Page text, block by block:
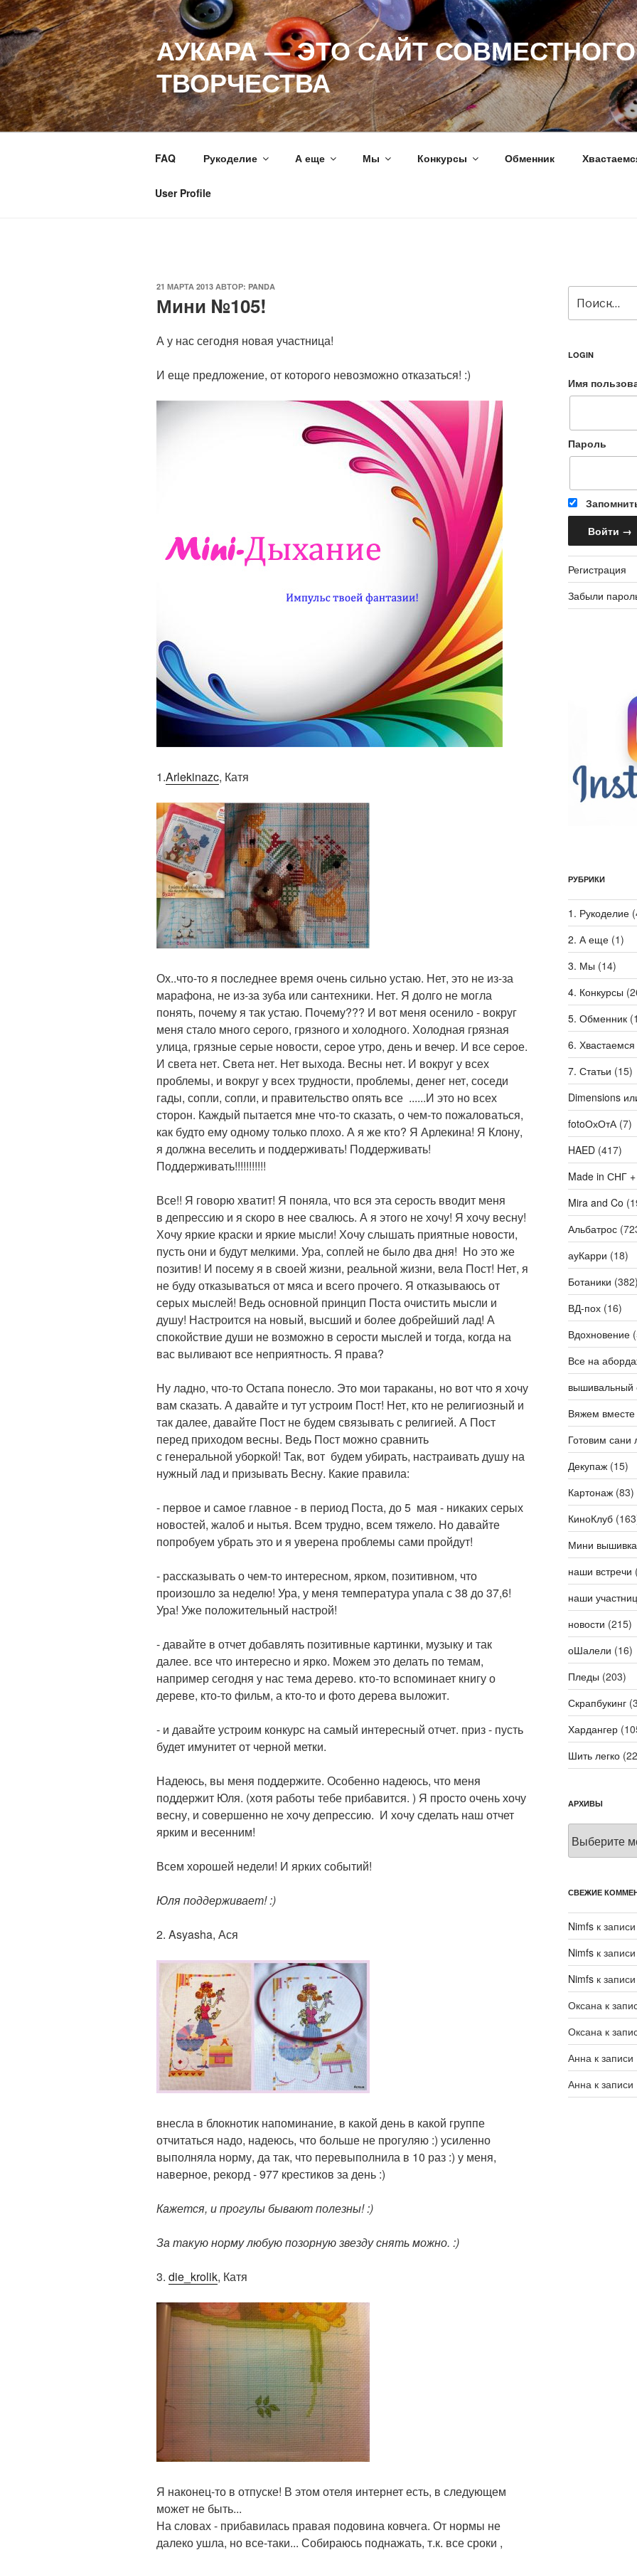
Перейти
к
содержимому
АУКАРА — ЭТО САЙТ СОВМЕСТНОГО
ТВОРЧЕСТВА
FAQ Рукоделие А еще Мы Конкурсы Обменник
User Profile
ОПУБЛИКОВАНО
21 МАРТА 2013 АВТОР: PANDA
Мини №105!
А у нас сегодня новая участница!
И еще предложение, от которого невозможно отказаться! :)
1.Arlekinazc, Катя
Ох..что-то я последнее время очень сильно устаю. Нет, это не из-за
марафона, не из-за зуба или сантехники. Нет. Я долго не могла
понять, почему я так устаю. Почему??? И вот меня осенило - вокруг
меня стало много серого, грязного и холодного. Холодная грязная
улица, грязные серые новости, серое утро, день и вечер. И все серое.
И света нет. Света нет. Нет выхода. Весны нет. И вокруг у всех
проблемы, и вокруг у всех трудности, проблемы, денег нет, соседи
гады, сопли, сопли, и правительство опять все ......И это но всех
сторон. Каждый пытается мне что-то сказать, о чем-то пожаловаться,
как будто ему одному только плохо. А я же кто? Я Арлекина! Я Клону,
я должна веселить и поддерживать! Поддерживать!
Поддерживать!!!!!!!!!!!
Все!! Я говорю хватит! Я поняла, что вся эта серость вводит меня
в депрессию и я скоро в нее свалюсь. А я этого не хочу! Я хочу весну!
Хочу яркие краски и яркие мысли! Хочу слышать приятные новости,
пусть они и будут мелкими. Ура, соплей не было два дня! Но это же
позитив! И посему я в своей жизни, реальной жизни, вела Пост! Нет, я
не буду отказываться от мяса и всего прочего. Я отказываюсь от
серых мыслей! Ведь основной принцип Поста очистить мысли и
душу! Настроится на новый, высший и более добрейший лад! А
спокойствие души не возможно в серости мыслей и тогда, когда на
вас выливают все неприятность. Я права?
Ну ладно, что-то Остапа понесло. Это мои тараканы, но вот что я хочу
вам сказать. А давайте и тут устроим Пост! Нет, кто не религиозный и
так далее, давайте Пост не будем связывать с религией. А Пост
перед приходом весны. Ведь Пост можно сравнить
с генеральной уборкой! Так, вот будем убирать, настраивать душу на
нужный лад и призывать Весну. Какие правила:
- первое и самое главное - в период Поста, до 5 мая - никаких серых
новостей, жалоб и нытья. Всем трудно, всем тяжело. Но давайте
попробуем убрать это и я уверена проблемы сами пройдут!
- рассказывать о чем-то интересном, ярком, позитивном, что
произошло за неделю! Ура, у меня температура упала с 38 до 37,6!
Ура! Уже положительный настрой!
- давайте в отчет добавлять позитивные картинки, музыку и так
далее. все что интересно и ярко. Можем это делать по темам,
например сегодня у нас тема дерево. кто-то вспоминает книгу о
дереве, кто-то фильм, а кто-то и фото дерева выложит.
- и давайте устроим конкурс на самый интересный отчет. приз - пусть
будет имунитет от черной метки.
Надеюсь, вы меня поддержите. Особенно надеюсь, что меня
поддержит Юля. (хотя работы тебе прибавится. ) Я просто очень хочу
весну, и совершенно не хочу депрессию. И хочу сделать наш отчет
ярким и весенним!
Всем хорошей недели! И ярких событий!
Юля поддерживает! :)
2. Asyasha, Ася
внесла в блокнотик напоминание, в какой день в какой группе
отчитаться надо, надеюсь, что больше не прогуляю :) усиленно
выполняла норму, да так, что перевыполнила в 10 раз :) у меня,
наверное, рекорд - 977 крестиков за день :)
Кажется, и прогулы бывают полезны! :)
За такую норму любую позорную звезду снять можно. :)
3. die_krolik, Катя
Я наконец-то в отпуске! В этом отеля интернет есть, в следующем
может не быть...
На словах - прибавилась правая подовина ковчега. От нормы не
далеко ушла, но все-таки... Собираюсь поднажать, т.к. все сроки ,
LOGIN
Имя
Пароль
Регистрация
Забыли
РУБРИКИ
1. Рукоделие
2. А еще(1)
3. Мы (14)
4. Конкурсы
5. Обменник
6. Хвастаемся
7. Статьи (15)
Dimensions
fotoОхОтА(7)
HAED(417)
Made in СНГ
Mira and Co
Альбатрос
ауКарри (18)
Ботаники
ВД-пох(16)
Вдохновение
Все на
вышивальный
Вяжем вместе
Готовим сани
Декупаж(15)
Картонаж(83)
КиноКлуб
Мини вышивка
наши встречи
наши
новости (215)
оШалели (16)
Пледы (203)
Скрапбукинг
Хардангер
Шить легко
АРХИВЫ
СВЕЖИЕ
Nimfsк
Nimfsк
Nimfsк
Оксанак
Оксанак
Аннак записи
Аннак записи